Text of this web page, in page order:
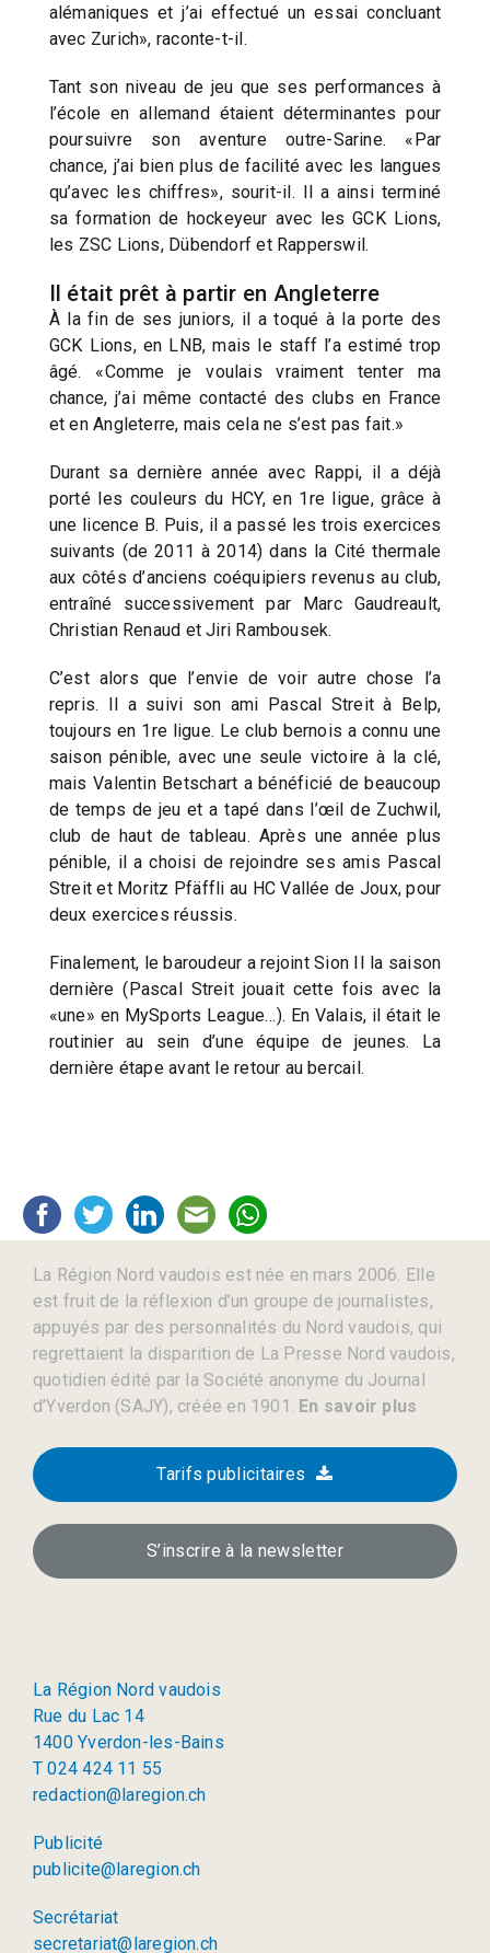
alémaniques et j’ai effectué un essai concluant
avec Zurich», raconte-t-il.
Tant son niveau de jeu que ses performances à
l’école en allemand étaient déterminantes pour
poursuivre son aventure outre-Sarine. «Par
chance, j’ai bien plus de facilité avec les langues
qu’avec les chiffres», sourit-il. Il a ainsi terminé
sa formation de hockeyeur avec les GCK Lions,
les ZSC Lions, Dübendorf et Rapperswil.
Il était prêt à partir en Angleterre
À la fin de ses juniors, il a toqué à la porte des
GCK Lions, en LNB, mais le staff l’a estimé trop
âgé. «Comme je voulais vraiment tenter ma
chance, j’ai même contacté des clubs en France
et en Angleterre, mais cela ne s’est pas fait.»
Durant sa dernière année avec Rappi, il a déjà
porté les couleurs du HCY, en 1re ligue, grâce à
une licence B. Puis, il a passé les trois exercices
suivants (de 2011 à 2014) dans la Cité thermale
aux côtés d’anciens coéquipiers revenus au club,
entraîné successivement par Marc Gaudreault,
Christian Renaud et Jiri Rambousek.
C’est alors que l’envie de voir autre chose l’a
repris. Il a suivi son ami Pascal Streit à Belp,
toujours en 1re ligue. Le club bernois a connu une
saison pénible, avec une seule victoire à la clé,
mais Valentin Betschart a bénéficié de beaucoup
de temps de jeu et a tapé dans l’œil de Zuchwil,
club de haut de tableau. Après une année plus
pénible, il a choisi de rejoindre ses amis Pascal
Streit et Moritz Pfäffli au HC Vallée de Joux, pour
deux exercices réussis.
Finalement, le baroudeur a rejoint Sion II la saison
dernière (Pascal Streit jouait cette fois avec la
«une» en MySports League…). En Valais, il était le
routinier au sein d’une équipe de jeunes. La
dernière étape avant le retour au bercail.
La Région Nord vaudois est née en mars 2006. Elle
est fruit de la réflexion d’un groupe de journalistes,
appuyés par des personnalités du Nord vaudois, qui
regrettaient la disparition de La Presse Nord vaudois,
quotidien édité par la Société anonyme du Journal
d’Yverdon (SAJY), créée en 1901. En savoir plus
Tarifs publicitaires
S’inscrire à la newsletter
La Région Nord vaudois
Rue du Lac 14
1400 Yverdon-les-Bains
T 024 424 11 55
redaction@laregion.ch
Publicité
publicite@laregion.ch
Secrétariat
secretariat@laregion.ch